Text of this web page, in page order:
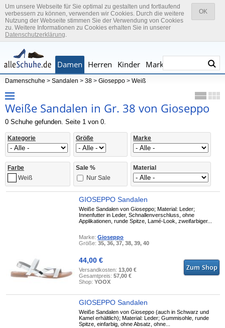
OK
Um unsere Webseite für Sie optimal zu gestalten und fortlaufend
verbessern zu können, verwenden wir Cookies. Durch die weitere
Nutzung der Webseite stimmen Sie der Verwendung von Cookies
zu. Weitere Informationen zu Cookies erhalten Sie in unserer
Datenschutzerklärung.
Damen Herren Kinder Marken
Damenschuhe > Sandalen > 38 > Gioseppo > Weiß
Weiße Sandalen in Gr. 38 von Gioseppo
0 Schuhe gefunden. Seite 1 von 0.
Kategorie Größe Marke
Farbe
Weiß
Sale %
Nur Sale
Material
GIOSEPPO Sandalen
Weiße Sandalen von Gioseppo; Material: Leder;
Innenfutter in Leder, Schnallenverschluss, ohne
Applikationen, runde Spitze, Lamé-Look, zweifarbiger...
Marke:Gioseppo
Größe:35, 36, 37, 38, 39, 40
44,00 €
Versandkosten:13,00 €
Gesamtpreis:57,00 €
Shop:YOOX
GIOSEPPO Sandalen
Weiße Sandalen von Gioseppo (auch in Schwarz und
Kamel erhältlich); Material: Leder; Gummisohle, runde
Spitze, einfarbig, ohne Absatz, ohne...